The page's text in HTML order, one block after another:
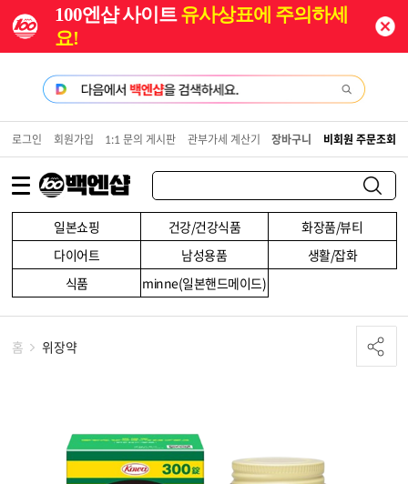
100엔샵 사이트유사상표에 주의하세
요!
일본쇼핑 건강/건강식품
화장품/뷰티
다이어트
남성용품
생활/잡화
식품
minne(일본핸드메이드)
로그인 회원가입 1:1 문의 게시판 관부가세 계산기 장바구니 비회원 주문조회
홈 위장약